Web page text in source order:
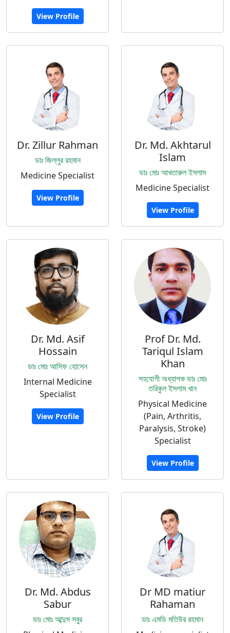
View Profile
Dr. Zillur Rahman
ডাঃ জিল্লুর রহমান
Medicine Specialist
View Profile
Dr. Md. Akhtarul
Islam
ডাঃ মোঃ আখতারুল ইসলাম
Medicine Specialist
View Profile
Dr. Md. Asif
Hossain
ডাঃ মোঃ আসিফ হোসেন
Internal Medicine
Specialist
View Profile
Prof Dr. Md.
Tariqul Islam
Khan
সহযোগী অধ্যাপক ডাঃ মোঃ
তরিকুল ইসলাম খান
Physical Medicine
(Pain, Arthritis,
Paralysis, Stroke)
Specialist
View Profile
Dr. Md. Abdus
Sabur
ডাঃ মোঃ আব্দুস সবুর
Dr MD matiur
Rahaman
ডাঃ এমডি মতিউর রহমান